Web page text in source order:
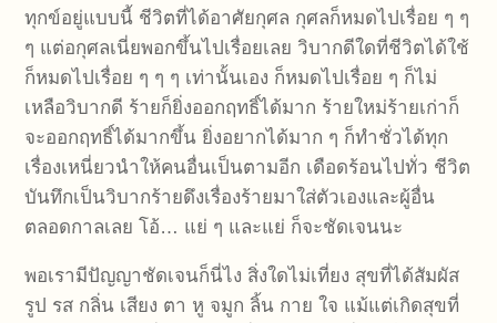
ทุกข์อยู่แบบนี้ ชีวิตที่ได้อาศัยกุศล กุศลก็หมดไปเรื่อย ๆ ๆ
ๆ แต่อกุศลเนี่ยพอกขึ้นไปเรื่อยเลย วิบากดีใดที่ชีวิตได้ใช้
ก็หมดไปเรื่อย ๆ ๆ ๆ เท่านั้นเอง ก็หมดไปเรื่อย ๆ ก็ไม่
เหลือวิบากดี ร้ายก็ยิ่งออกฤทธิ์ได้มาก ร้ายใหม่ร้ายเก่าก็
จะออกฤทธิ์ได้มากขึ้น ยิ่งอยากได้มาก ๆ ก็ทำชั่วได้ทุก
เรื่องเหนี่ยวนำให้คนอื่นเป็นตามอีก เดือดร้อนไปทั่ว ชีวิต
บันทึกเป็นวิบากร้ายดึงเรื่องร้ายมาใส่ตัวเองและผู้อื่น
ตลอดกาลเลย โอ้… แย่ ๆ และแย่ ก็จะชัดเจนนะ
พอเรามีปัญญาชัดเจนก็นี่ไง สิ่งใดไม่เที่ยง สุขที่ได้สัมผัส
รูป รส กลิ่น เสียง ตา หู จมูก ลิ้น กาย ใจ แม้แต่เกิดสุขที่